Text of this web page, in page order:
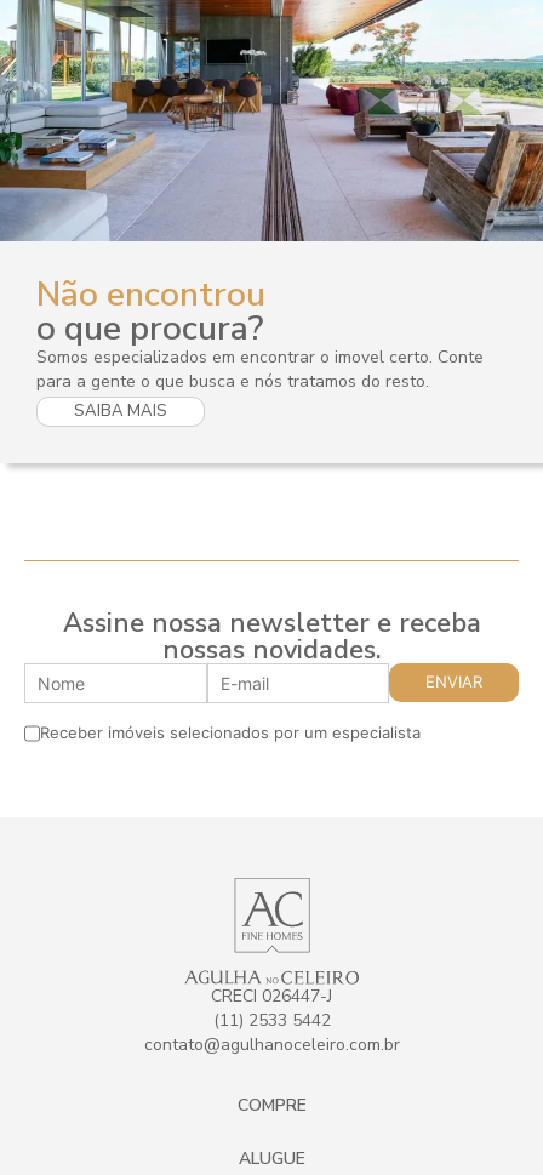
Não encontrou
o que procura?
Somos especializados em encontrar o imovel certo. Conte
para a gente o que busca e nós tratamos do resto.
SAIBA MAIS
Assine nossa newsletter e receba
nossas novidades.
Receber imóveis selecionados por um especialista
CRECI 026447-J
(11) 2533 5442
contato@agulhanoceleiro.com.br
COMPRE
ALUGUE